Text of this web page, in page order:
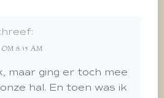
8:35 AM
maar ging er toch mee
hal. En toen was ik